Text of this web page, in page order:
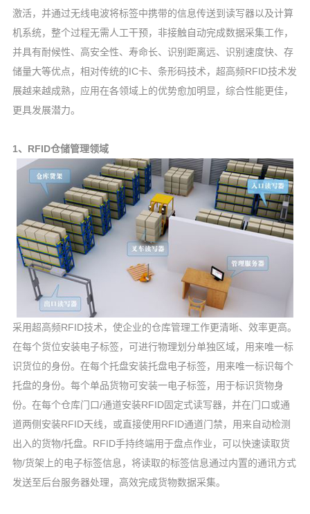
激活，并通过无线电波将标签中携带的信息传送到读写器以及计算
机系统，整个过程无需人工干预，非接触自动完成数据采集工作，
并具有耐候性、高安全性、寿命长、识别距离远、识别速度快、存
储量大等优点，相对传统的IC卡、条形码技术，超高频RFID技术发
展越来越成熟，应用在各领域上的优势愈加明显，综合性能更佳，
更具发展潜力。
1、RFID仓储管理领域
采用超高频RFID技术，使企业的仓库管理工作更清晰、效率更高。
在每个货位安装电子标签，可进行物理划分单独区域，用来唯一标
识货位的身份。在每个托盘安装托盘电子标签，用来唯一标识每个
托盘的身份。每个单品货物可安装一电子标签，用于标识货物身
份。在每个仓库门口/通道安装RFID固定式读写器，并在门口或通
道两侧安装RFID天线，或直接使用RFID通道门禁，用来自动检测
出入的货物/托盘。RFID手持终端用于盘点作业，可以快速读取货
物/货架上的电子标签信息，将读取的标签信息通过内置的通讯方式
发送至后台服务器处理，高效完成货物数据采集。